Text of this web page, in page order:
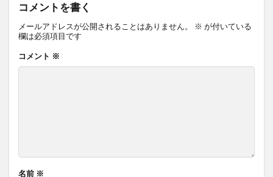
コメントを書く
メールアドレスが公開されることはありません。 ※ が付いている
欄は必須項目です
コメント ※
名前 ※